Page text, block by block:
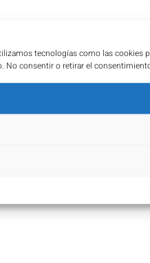
tecnologías como las
No consentir o retirar el